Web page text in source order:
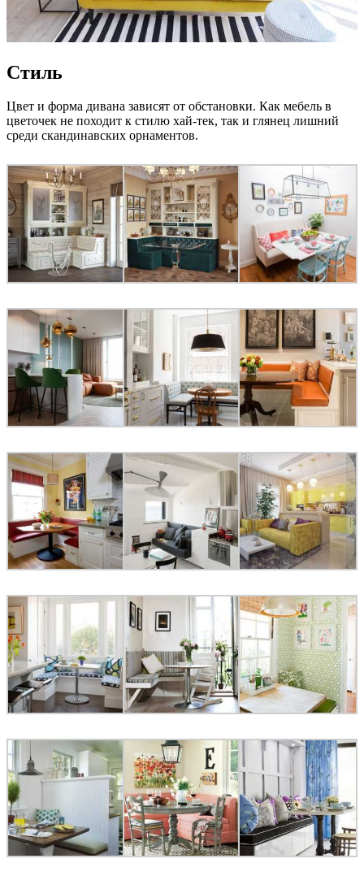
Стиль
Цвет и форма дивана зависят от обстановки. Как мебель в
цветочек не походит к стилю хай-тек, так и глянец лишний
среди скандинавских орнаментов.